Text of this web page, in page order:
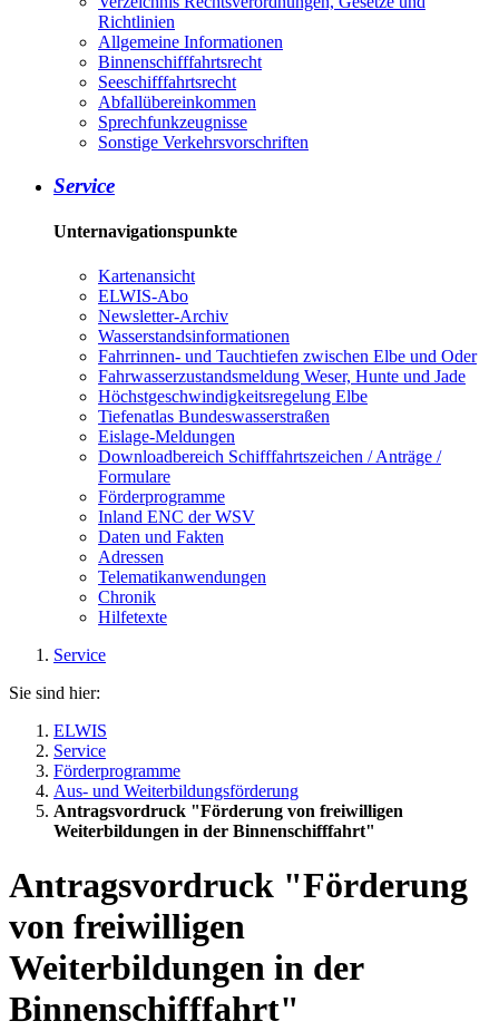
Richtlinien
Allgemeine Informationen
Binnenschifffahrtsrecht
Seeschifffahrtsrecht
Abfallübereinkommen
Sprechfunkzeugnisse
Sonstige Verkehrsvorschriften
Service
Unternavigationspunkte
Kartenansicht
ELWIS-Abo
Newsletter-Archiv
Wasserstandsinformationen
Fahrrinnen- und Tauchtiefen zwischen Elbe und Oder
Fahrwasserzustandsmeldung Weser, Hunte und Jade
Höchstgeschwindigkeitsregelung Elbe
Tiefenatlas Bundeswasserstraßen
Eislage-Meldungen
Downloadbereich Schifffahrtszeichen / Anträge /
Formulare
Förderprogramme
Inland ENC der WSV
Daten und Fakten
Adressen
Telematikanwendungen
Chronik
Hilfetexte
Service
Sie sind hier:
ELWIS
Service
Förderprogramme
Aus- und Weiterbildungsförderung
Antragsvordruck "Förderung von freiwilligen
Weiterbildungen in der Binnenschifffahrt"
Antragsvordruck "Förderung
von freiwilligen
Weiterbildungen in der
Binnenschifffahrt"